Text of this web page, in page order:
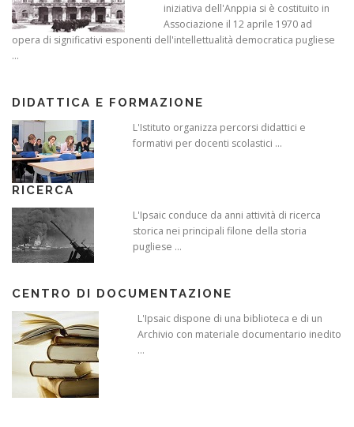
iniziativa dell'Anppia si è costituito in
Associazione il 12 aprile 1970 ad
opera di significativi esponenti dell'intellettualità democratica pugliese
...
DIDATTICA E FORMAZIONE
L'Istituto organizza percorsi didattici e
formativi per docenti scolastici ...
RICERCA
L'Ipsaic conduce da anni attività di ricerca
storica nei principali filone della storia
pugliese ...
CENTRO DI DOCUMENTAZIONE
L'Ipsaic dispone di una biblioteca e di un
Archivio con materiale documentario inedito
...